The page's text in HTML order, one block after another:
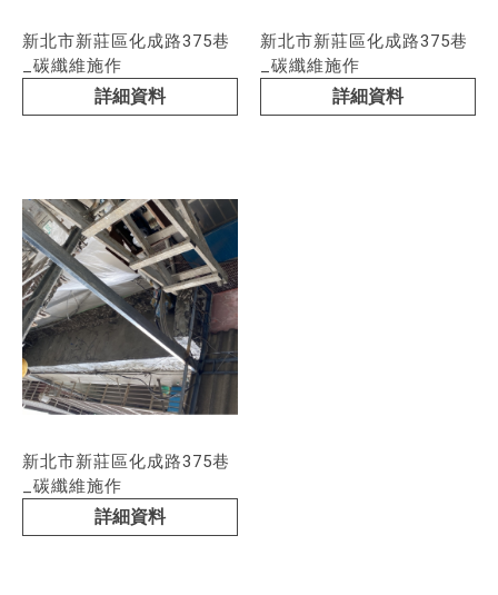
新北市新莊區化成路375巷
_碳纖維施作
詳細資料
新北市新莊區化成路375巷
_碳纖維施作
詳細資料
新北市新莊區化成路375巷
_碳纖維施作
詳細資料